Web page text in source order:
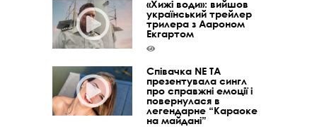
«Хижі води»: вийшов
український трейлер
трилера з Аароном
Екгартом
Співачка NE TA
презентувала сингл
про справжні емоції і
повернулася в
легендарне “Караоке
на майдані”